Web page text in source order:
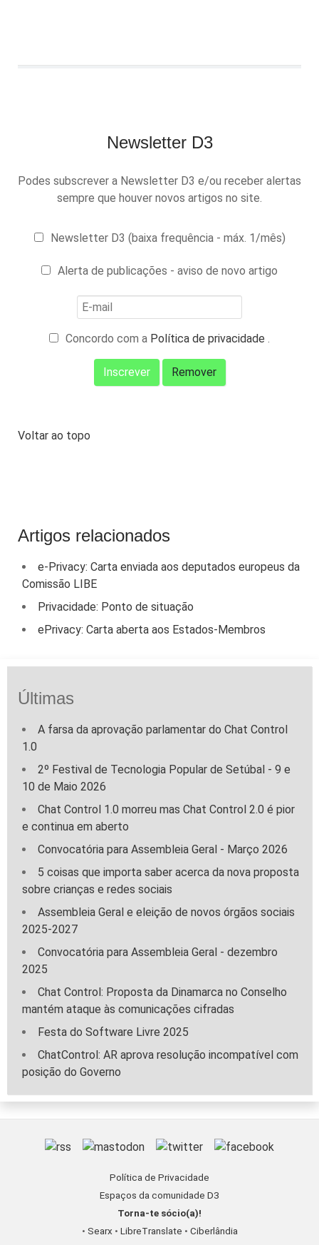
Newsletter D3
Podes subscrever a Newsletter D3 e/ou receber alertas
sempre que houver novos artigos no site.
Newsletter D3 (baixa frequência - máx. 1/mês)
Alerta de publicações - aviso de novo artigo
Concordo com a Política de privacidade
Voltar ao topo
Artigos relacionados
e-Privacy: Carta enviada aos deputados europeus da
Comissão LIBE
Privacidade: Ponto de situação
ePrivacy: Carta aberta aos Estados-Membros
Últimas
A farsa da aprovação parlamentar do Chat Control
1.0
2º Festival de Tecnologia Popular de Setúbal - 9 e
10 de Maio 2026
Chat Control 1.0 morreu mas Chat Control 2.0 é pior
e continua em aberto
Convocatória para Assembleia Geral - Março 2026
5 coisas que importa saber acerca da nova proposta
sobre crianças e redes sociais
Assembleia Geral e eleição de novos órgãos sociais
2025-2027
Convocatória para Assembleia Geral - dezembro
2025
Chat Control: Proposta da Dinamarca no Conselho
mantém ataque às comunicações cifradas
Festa do Software Livre 2025
ChatControl: AR aprova resolução incompatível com
posição do Governo
Política de Privacidade
Espaços da comunidade D3
Torna-te sócio(a)!
• Searx • LibreTranslate • Ciberlândia